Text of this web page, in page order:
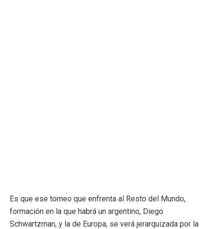
Es que ese torneo que enfrenta al Resto del Mundo,
formación en la que habrá un argentino, Diego
Schwartzman, y la de Europa, se verá jerarquizada por la